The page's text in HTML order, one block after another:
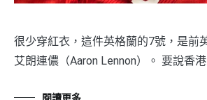
很少穿紅衣，這件英格蘭的7號，是前
艾朗連儂（Aaron Lennon）。 要說香